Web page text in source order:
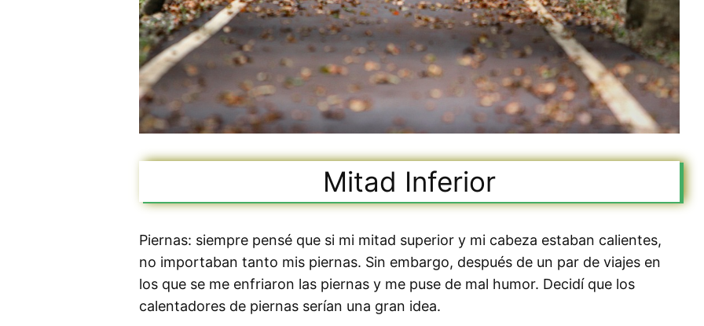
Mitad Inferior
Piernas: siempre pensé que si mi mitad superior y mi cabeza estaban calientes,
no importaban tanto mis piernas. Sin embargo, después de un par de viajes en
los que se me enfriaron las piernas y me puse de mal humor. Decidí que los
calentadores de piernas serían una gran idea.